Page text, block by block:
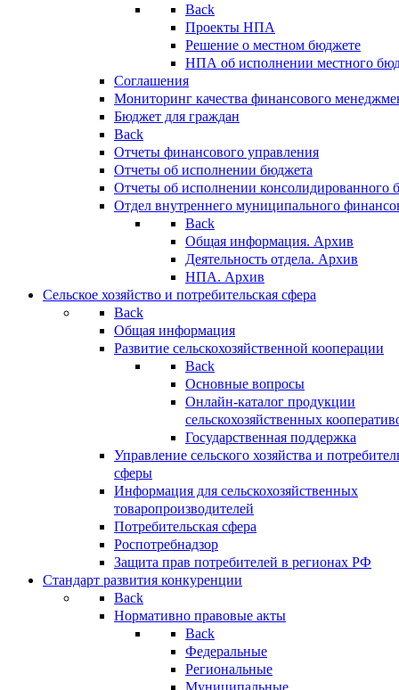
Back
Проекты НПА
Решение о местном бюджете
НПА об исполнении местного
Соглашения
Мониторинг качества финансового
Бюджет для граждан
Back
Отчеты финансового управления
Отчеты об исполнении бюджета
Отчеты об исполнении консолидированного
Отдел внутреннего муниципального
Back
Общая информация. Архив
Деятельность отдела. Архив
НПА. Архив
Сельское хозяйство и потребительская сфера
Back
Общая информация
Развитие сельскохозяйственной кооперации
Back
Основные вопросы
Онлайн-каталог продукции
сельскохозяйственных
Государственная поддержка
Управление сельского хозяйства и
сферы
Информация для сельскохозяйственных
товаропроизводителей
Потребительская сфера
Роспотребнадзор
Защита прав потребителей в регионах РФ
Стандарт развития конкуренции
Back
Нормативно правовые акты
Back
Федеральные
Региональные
Муниципальные